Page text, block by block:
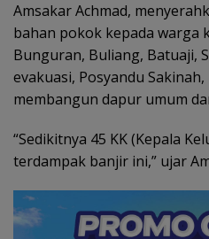
Amsakar Achmad,
bahan pokok kepada warga
Bunguran, Buliang, Batuaji,
evakuasi, Posyandu
membangun dapur umum
“Sedikitnya 45 KK (Kepala
terdampak banjir ini,” ujar